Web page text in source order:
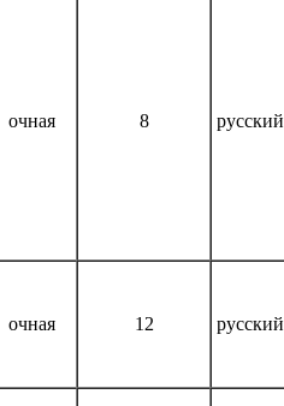
очная 8 русский
очная 12 русский